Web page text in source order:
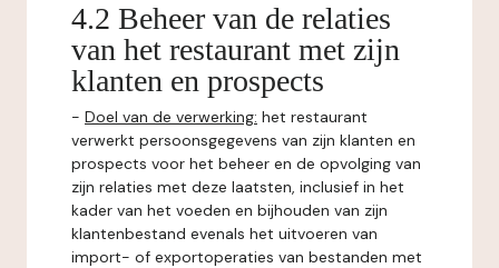
4.2 Beheer van de relaties
van het restaurant met zijn
klanten en prospects
- Doel van de verwerking: het restaurant
verwerkt persoonsgegevens van zijn klanten en
prospects voor het beheer en de opvolging van
zijn relaties met deze laatsten, inclusief in het
kader van het voeden en bijhouden van zijn
klantenbestand evenals het uitvoeren van
import- of exportoperaties van bestanden met